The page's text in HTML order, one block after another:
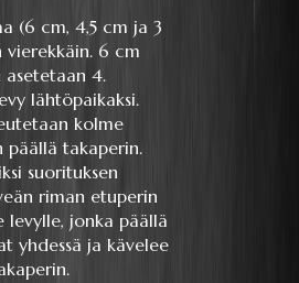
(6 cm, 4,5 cm ja 3
vierekkäin. 6 cm
asetetaan 4.
lähtöpaikaksi.
kolme
päällä takaperin.
suorituksen
riman etuperin
levylle, jonka päällä
yhdessä ja kävelee